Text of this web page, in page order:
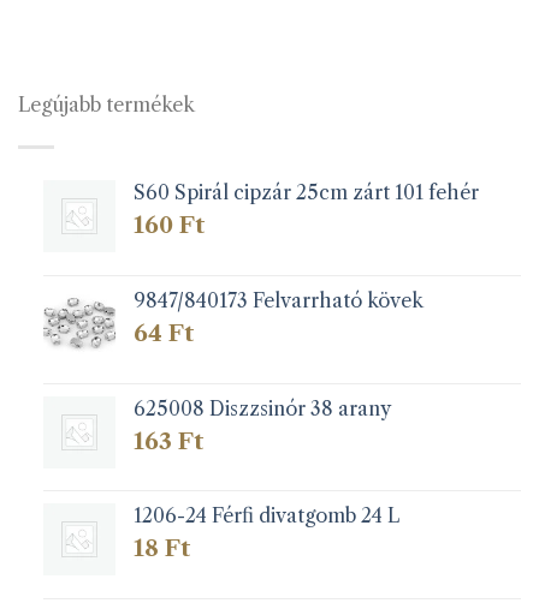
van.
A
termékoldalon
választhatók
Legújabb termékek
S60 Spirál cipzár 25cm zárt 101 fehér
160 Ft
9847/840173 Felvarrható kövek
64 Ft
625008 Diszzsinór 38 arany
163 Ft
1206-24 Férfi divatgomb 24 L
18 Ft